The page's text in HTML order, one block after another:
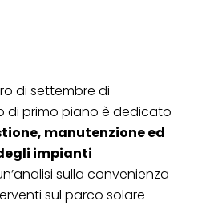
di settembre di
di primo piano è dedicato
manutenzione ed
impianti
sulla convenienza
sul parco solare